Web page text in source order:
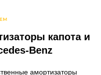
капота и
Benz
амортизаторы